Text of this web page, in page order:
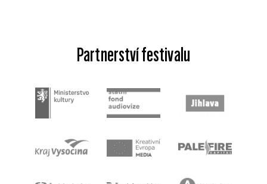
Partnerství festivalu